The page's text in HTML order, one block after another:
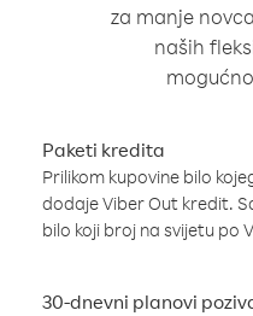
za manje
naših
Paketi kredita
Prilikom kupovine bilo
dodaje Viber Out kredit.
bilo koji broj na svijetu po
30-dnevni planovi